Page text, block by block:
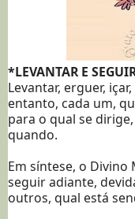
*LEVANTAR E
Levantar, erguer,
entanto, cada um,
para o qual se
quando.
Em síntese, o Divino
seguir adiante,
outros, qual está